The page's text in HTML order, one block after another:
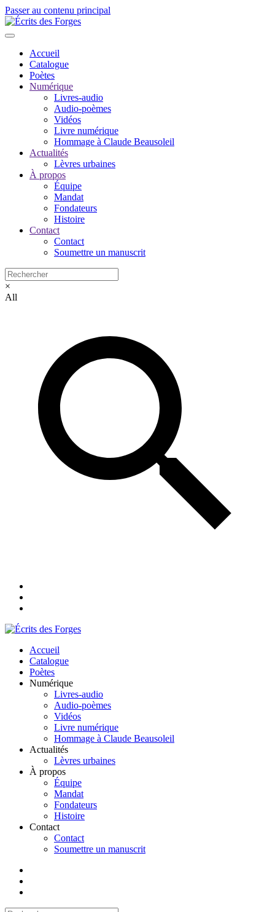
Passer au contenu principal
Accueil
Catalogue
Poètes
Numérique
Livres-audio
Audio-poèmes
Vidéos
Livre numérique
Hommage à Claude Beausoleil
Actualités
Lèvres urbaines
À propos
Équipe
Mandat
Fondateurs
Histoire
Contact
Contact
Soumettre un manuscrit
×
All
Accueil
Catalogue
Poètes
Numérique
Livres-audio
Audio-poèmes
Vidéos
Livre numérique
Hommage à Claude Beausoleil
Actualités
Lèvres urbaines
À propos
Équipe
Mandat
Fondateurs
Histoire
Contact
Contact
Soumettre un manuscrit